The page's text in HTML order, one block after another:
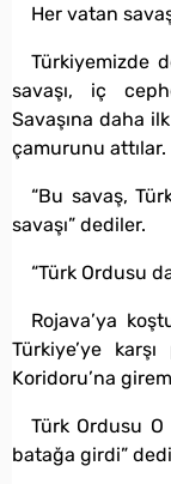
Her vatan
Türkiyemizde
savaşı, iç
Savaşına daha
çamurunu attılar.
“Bu savaş,
savaşı” dediler.
“Türk Ordusu
Rojava’ya
Türkiye’ye
Koridoru’na
Türk Ordusu
batağa girdi”